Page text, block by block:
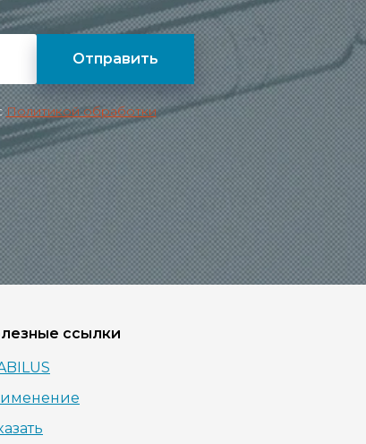
Отправить
Политикой обработки
ссылки